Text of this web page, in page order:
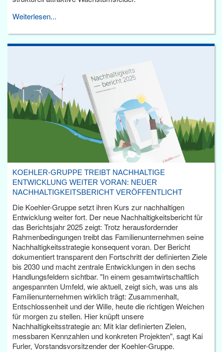
Weiterlesen...
KOEHLER-GRUPPE TREIBT NACHHALTIGE
ENTWICKLUNG WEITER VORAN: NEUER
NACHHALTIGKEITSBERICHT VERÖFFENTLICHT
Die Koehler-Gruppe setzt ihren Kurs zur nachhaltigen
Entwicklung weiter fort. Der neue Nachhaltigkeitsbericht für
das Berichtsjahr 2025 zeigt: Trotz herausfordernder
Rahmenbedingungen treibt das Familienunternehmen seine
Nachhaltigkeitsstrategie konsequent voran. Der Bericht
dokumentiert transparent den Fortschritt der definierten Ziele
bis 2030 und macht zentrale Entwicklungen in den sechs
Handlungsfeldern sichtbar. "In einem gesamtwirtschaftlich
angespannten Umfeld, wie aktuell, zeigt sich, was uns als
Familienunternehmen wirklich trägt: Zusammenhalt,
Entschlossenheit und der Wille, heute die richtigen Weichen
für morgen zu stellen. Hier knüpft unsere
Nachhaltigkeitsstrategie an: Mit klar definierten Zielen,
messbaren Kennzahlen und konkreten Projekten", sagt Kai
Furler, Vorstandsvorsitzender der Koehler-Gruppe.